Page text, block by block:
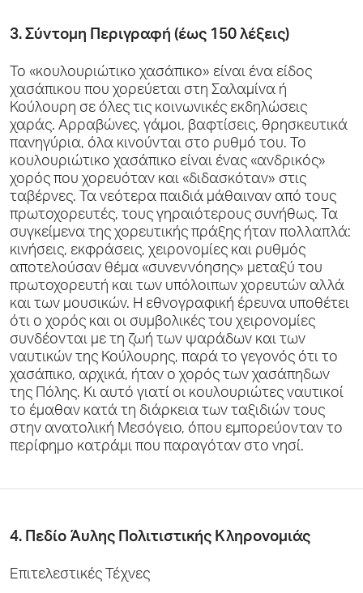
3. Σύντομη Περιγραφή (έως 150 λέξεις)
Το «κουλουριώτικο χασάπικο» είναι ένα είδος
χασάπικου που χορεύεται στη Σαλαμίνα ή
Κούλουρη σε όλες τις κοινωνικές εκδηλώσεις
χαράς. Αρραβώνες, γάμοι, βαφτίσεις, θρησκευτικά
πανηγύρια, όλα κινούνται στο ρυθμό του. Το
κουλουριώτικο χασάπικο είναι ένας «ανδρικός»
χορός που χορευόταν και «διδασκόταν» στις
ταβέρνες. Τα νεότερα παιδιά μάθαιναν από τους
πρωτοχορευτές, τους γηραιότερους συνήθως. Τα
συγκείμενα της χορευτικής πράξης ήταν πολλαπλά:
κινήσεις, εκφράσεις, χειρονομίες και ρυθμός
αποτελούσαν θέμα «συνεννόησης» μεταξύ του
πρωτοχορευτή και των υπόλοιπων χορευτών αλλά
και των μουσικών. Η εθνογραφική έρευνα υποθέτει
ότι ο χορός και οι συμβολικές του χειρονομίες
συνδέονται με τη ζωή των ψαράδων και των
ναυτικών της Κούλουρης, παρά το γεγονός ότι το
χασάπικο, αρχικά, ήταν ο χορός των χασάπηδων
της Πόλης. Κι αυτό γιατί οι κουλουριώτες ναυτικοί
το έμαθαν κατά τη διάρκεια των ταξιδιών τους
στην ανατολική Μεσόγειο, όπου εμπορεύονταν το
περίφημο κατράμι που παραγόταν στο νησί.
4. Πεδίο Άυλης Πολιτιστικής Κληρονομιάς
Επιτελεστικές Τέχνες